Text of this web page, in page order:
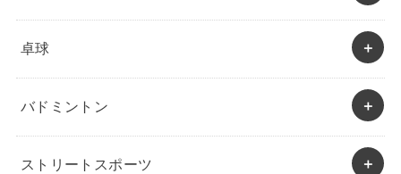
卓球
バドミントン
ストリートスポーツ